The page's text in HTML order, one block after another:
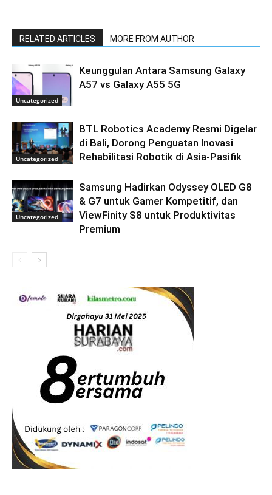
RELATED ARTICLES MORE FROM AUTHOR
Uncategorized
Keunggulan Antara Samsung Galaxy
A57 vs Galaxy A55 5G
Uncategorized
BTL Robotics Academy Resmi Digelar
di Bali, Dorong Penguatan Inovasi
Rehabilitasi Robotik di Asia-Pasifik
Uncategorized
Samsung Hadirkan Odyssey OLED G8
& G7 untuk Gamer Kompetitif, dan
ViewFinity S8 untuk Produktivitas
Premium